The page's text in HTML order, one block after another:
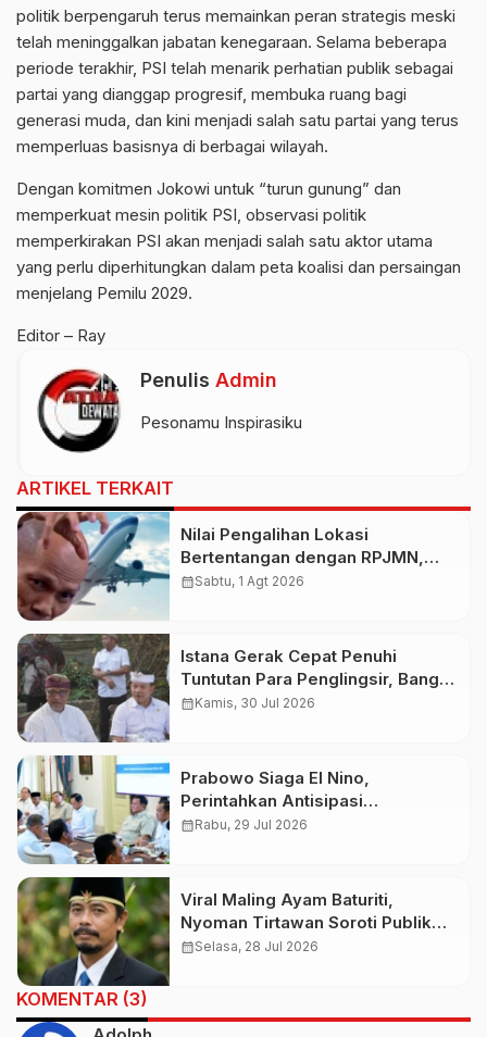
politik berpengaruh terus memainkan peran strategis meski
telah meninggalkan jabatan kenegaraan. Selama beberapa
periode terakhir, PSI telah menarik perhatian publik sebagai
partai yang dianggap progresif, membuka ruang bagi
generasi muda, dan kini menjadi salah satu partai yang terus
memperluas basisnya di berbagai wilayah.
Dengan komitmen Jokowi untuk “turun gunung” dan
memperkuat mesin politik PSI, observasi politik
memperkirakan PSI akan menjadi salah satu aktor utama
yang perlu diperhitungkan dalam peta koalisi dan persaingan
menjelang Pemilu 2029.
Editor – Ray
Penulis Admin
Pesonamu Inspirasiku
ARTIKEL TERKAIT
Nilai Pengalihan Lokasi
Bertentangan dengan RPJMN,
Ichsanuddin Soroti Komitmen
calendar_monthSabtu, 1 Agt 2026
Istana Gerak Cepat Penuhi
Tuntutan Para Penglingsir, Bangun
Bandara Internasional Bali Utara
calendar_monthKamis, 30 Jul 2026
Prabowo Siaga El Nino,
Perintahkan Antisipasi
Kekeringan dan Karhutla Nasional
calendar_monthRabu, 29 Jul 2026
Viral Maling Ayam Baturiti,
Nyoman Tirtawan Soroti Publik
yang Lupakan Polemik Dana 98M
calendar_monthSelasa, 28 Jul 2026
KOMENTAR (3)